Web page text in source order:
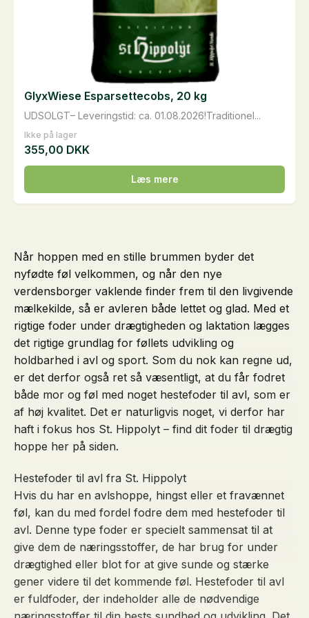
Ikke på lager
​UDSOLGT– Leveringstid: ca. 01.08.2026!Traditionel...
GlyxWiese Esparsettecobs, 20 kg
355,00 DKK
Læs mere
Når hoppen med en stille brummen byder det
nyfødte føl velkommen, og når den nye
verdensborger vaklende finder frem til den livgivende
mælkekilde, så er avleren både lettet og glad. Med et
rigtige foder under drægtigheden og laktation lægges
det rigtige grundlag for føllets udvikling og
holdbarhed i avl og sport. Som du nok kan regne ud,
er det derfor også ret så væsentligt, at du får fodret
både mor og føl med noget hestefoder til avl, som er
af høj kvalitet. Det er naturligvis noget, vi derfor har
haft i fokus hos St. Hippolyt – find dit foder til drægtig
hoppe her på siden.
Hestefoder til avl fra St. Hippolyt
Hvis du har en avlshoppe, hingst eller et fravænnet
føl, kan du med fordel fodre dem med hestefoder til
avl. Denne type foder er specielt sammensat til at
give dem de næringsstoffer, de har brug for under
drægtighed eller blot for at give sunde og stærke
gener videre til det kommende føl. Hestefoder til avl
er fuldfoder, der indeholder alle de nødvendige